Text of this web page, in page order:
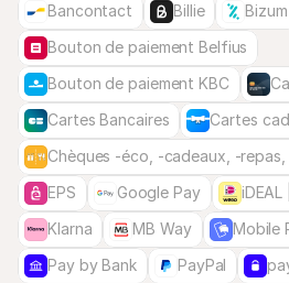
Bancontact
Billie Bizum
Bouton de paiement Belfius
Bouton de paiement KBC
Cartes Bancaires
Cartes
Chèques -éco, -cadeaux, -
EPS
Google Pay iDEAL
Klarna
MB Way Mobile
Pay by Bank
PayPal